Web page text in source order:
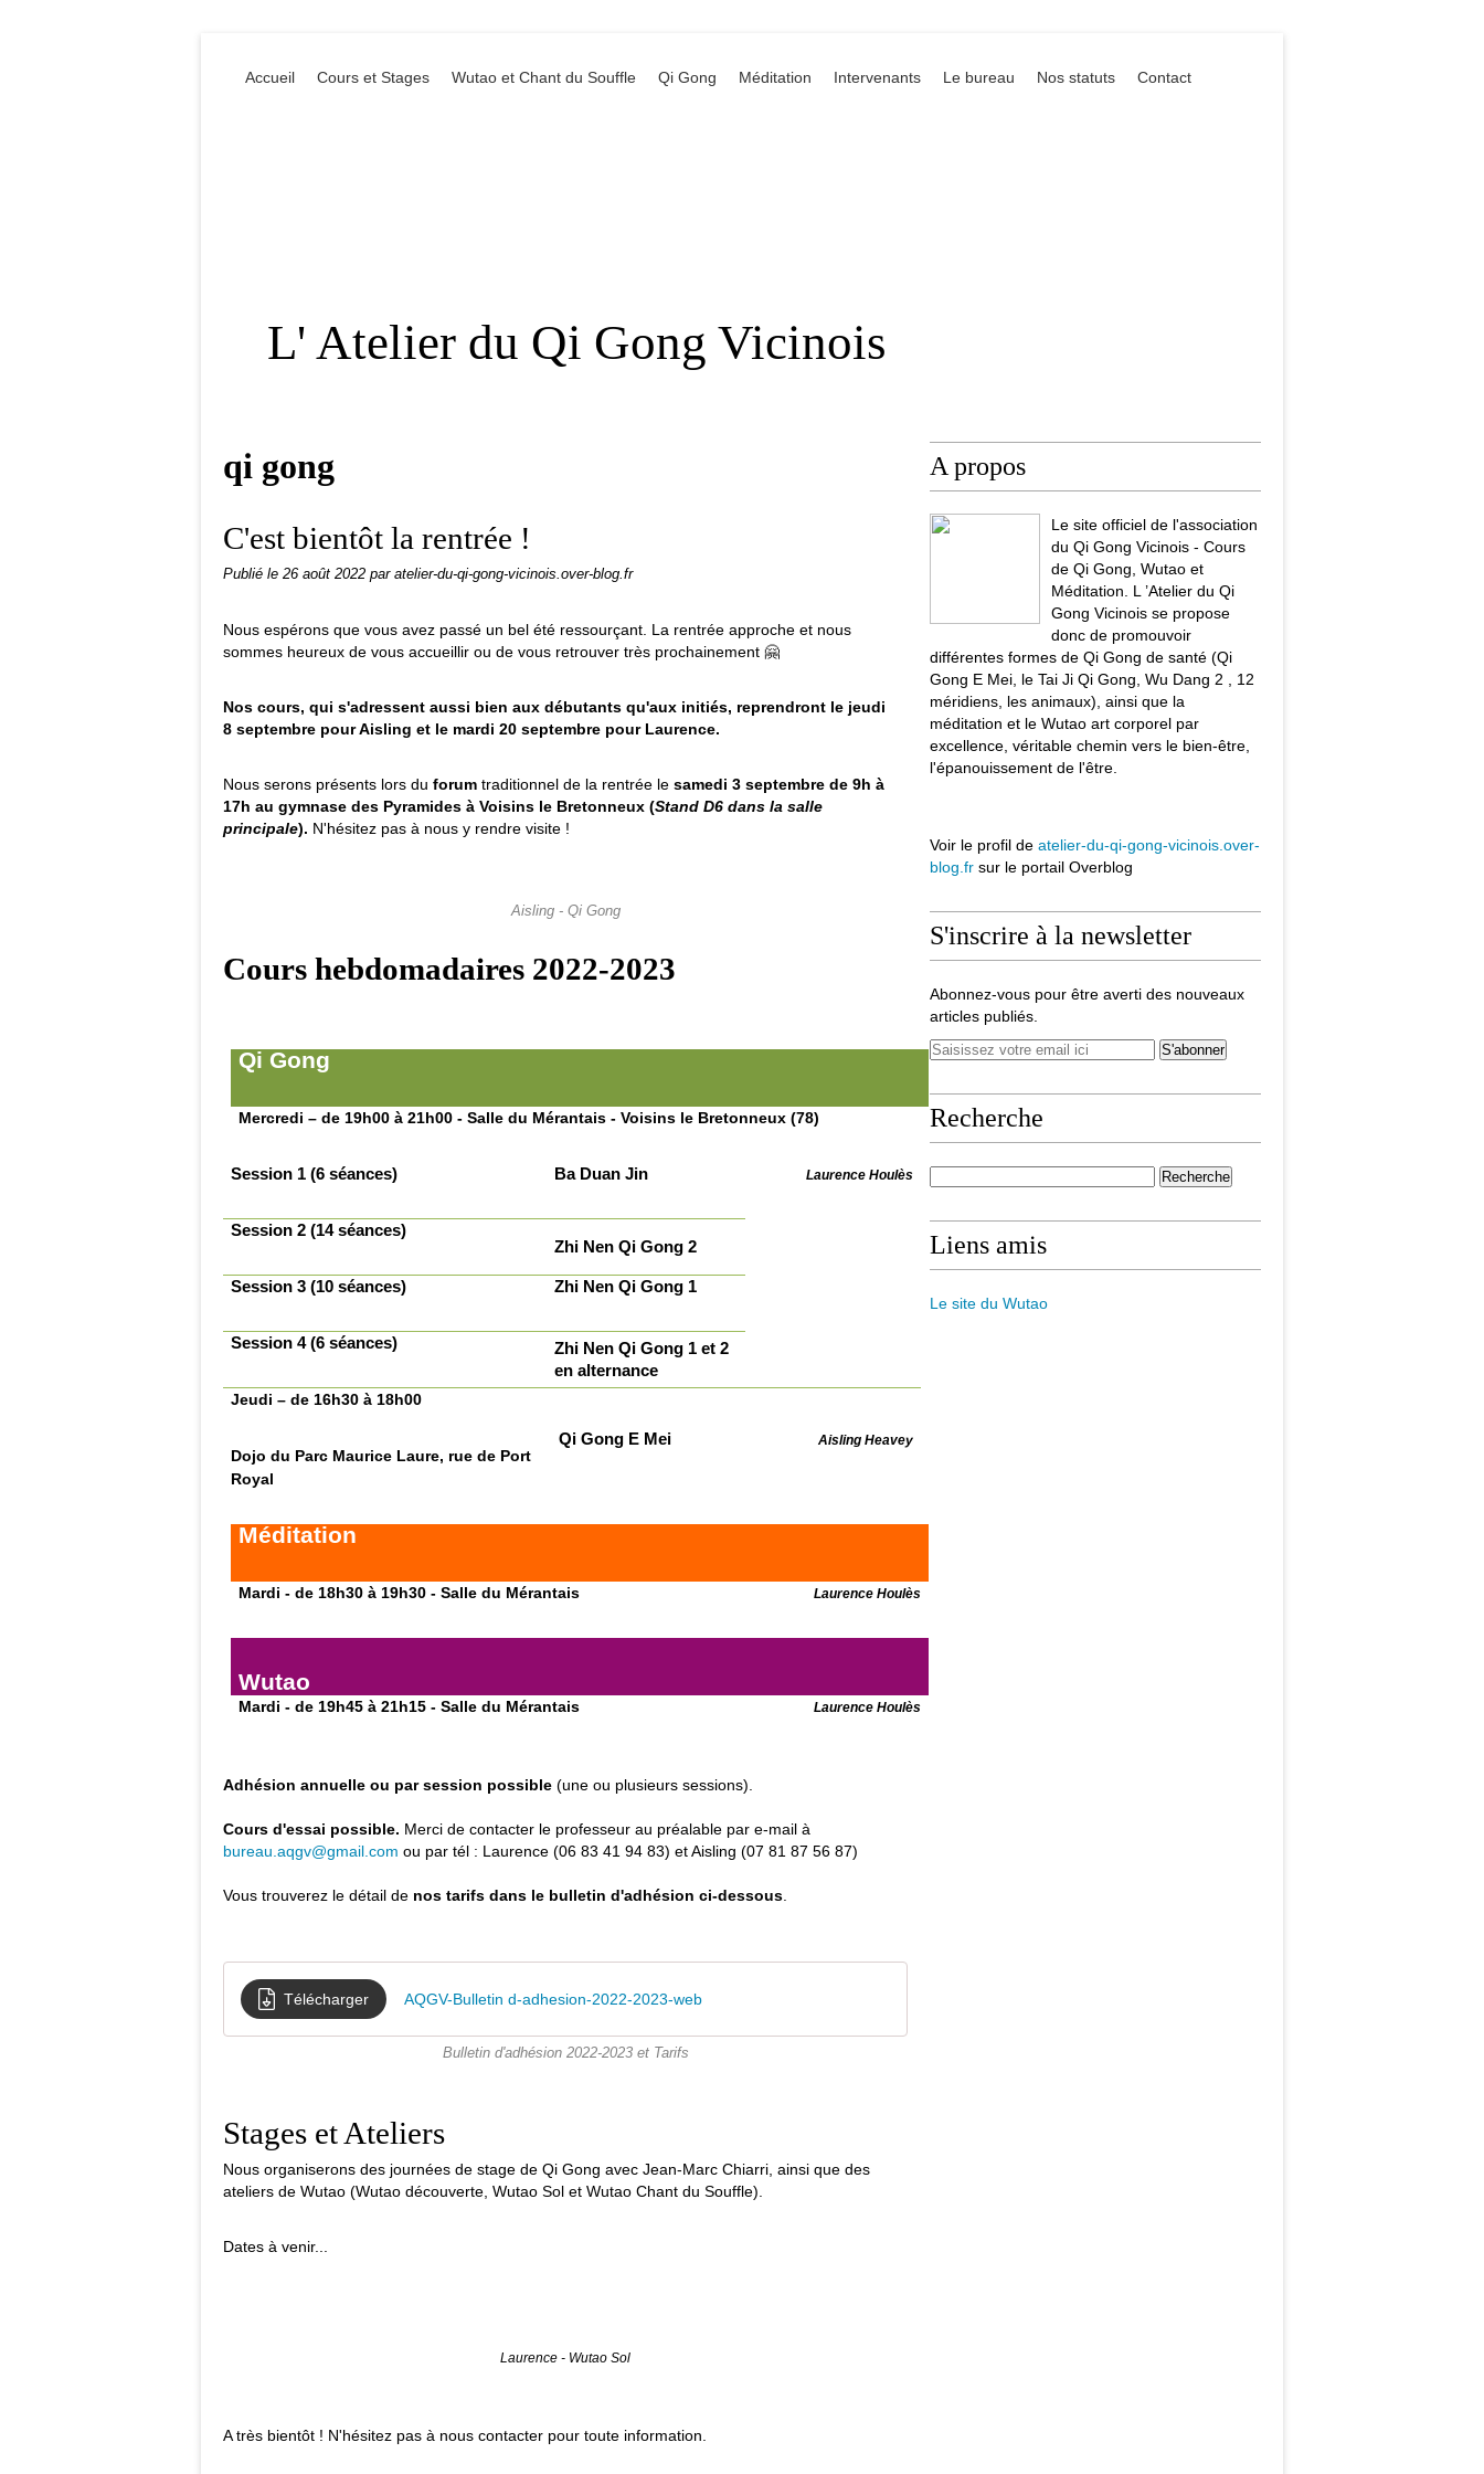
L' Atelier du Qi Gong Vicinois
Accueil Cours et Stages Wutao et Chant du Souffle Qi Gong Méditation Intervenants Le bureau Nos statuts Contact
qi gong
C'est bientôt la rentrée !
Publié le 26 août 2022 par atelier-du-qi-gong-vicinois.over-blog.fr
Nous espérons que vous avez passé un bel été ressourçant. La rentrée approche et nous
sommes heureux de vous accueillir ou de vous retrouver très prochainement 🤗
Nos cours, qui s'adressent aussi bien aux débutants qu'aux initiés, reprendront le jeudi
8 septembre pour Aisling et le mardi 20 septembre pour Laurence.
Nous serons présents lors du forum traditionnel de la rentrée le samedi 3 septembre de 9h à
17h au gymnase des Pyramides à Voisins le Bretonneux (Stand D6 dans la salle
principale). N'hésitez pas à nous y rendre visite !
Aisling - Qi Gong
Cours hebdomadaires 2022-2023
Qi Gong
Mercredi – de 19h00 à 21h00 - Salle du Mérantais - Voisins le Bretonneux (78)
Session 1 (6 séances) Ba Duan Jin Laurence Houlès
Session 2 (14 séances)
Zhi Nen Qi Gong 2
Session 3 (10 séances) Zhi Nen Qi Gong 1
Session 4 (6 séances)
Zhi Nen Qi Gong 1 et 2
en alternance
Jeudi – de 16h30 à 18h00
Dojo du Parc Maurice Laure, rue de Port
Royal
Qi Gong E Mei Aisling Heavey
Méditation
Mardi - de 18h30 à 19h30 - Salle du Mérantais Laurence Houlès
Wutao
Mardi - de 19h45 à 21h15 - Salle du Mérantais Laurence Houlès
Adhésion annuelle ou par session possible (une ou plusieurs sessions).
Cours d'essai possible. Merci de contacter le professeur au préalable par e-mail à
bureau.aqgv@gmail.com ou par tél : Laurence (06 83 41 94 83) et Aisling (07 81 87 56 87)
Vous trouverez le détail de nos tarifs dans le bulletin d'adhésion ci-dessous
Télécharger AQGV-Bulletin d-adhesion-2022-2023-web
Bulletin d'adhésion 2022-2023 et Tarifs
Stages et Ateliers
Nous organiserons des journées de stage de Qi Gong avec Jean-Marc Chiarri, ainsi que des
ateliers de Wutao (Wutao découverte, Wutao Sol et Wutao Chant du Souffle).
Dates à venir...
Laurence - Wutao Sol
A très bientôt ! N'hésitez pas à nous contacter pour toute information.
A propos
Le site officiel de l'association
du Qi Gong Vicinois - Cours
de Qi Gong, Wutao et
Méditation. L ’Atelier du Qi
Gong Vicinois se propose
donc de promouvoir
différentes formes de Qi Gong de santé (Qi
Gong E Mei, le Tai Ji Qi Gong, Wu Dang 2 , 12
méridiens, les animaux), ainsi que la
méditation et le Wutao art corporel par
excellence, véritable chemin vers le bien-être,
l'épanouissement de l'être.
Voir le profil de atelier-du-qi-gong-vicinois.over-
blog.fr sur le portail Overblog
S'inscrire à la newsletter
Abonnez-vous pour être averti des nouveaux
articles publiés.
Recherche
Liens amis
Le site du Wutao